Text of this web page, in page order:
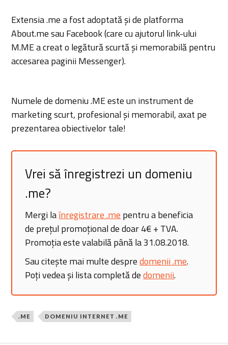
Extensia .me a fost adoptată și de platforma
About.me sau Facebook (care cu ajutorul link-ului
M.ME a creat o legătură scurtă și memorabilă pentru
accesarea paginii Messenger).
Numele de domeniu .ME este un instrument de
marketing scurt, profesional și memorabil, axat pe
prezentarea obiectivelor tale!
Vrei să înregistrezi un domeniu
.me?
Mergi laînregistrare .me pentru a beneficia
de prețul promoțional de doar 4€ + TVA.
Promoția este valabilă până la 31.08.2018.
Sau citește mai multe despredomenii .me.
Poți vedea și lista completă dedomenii.
.ME DOMENIU INTERNET .ME